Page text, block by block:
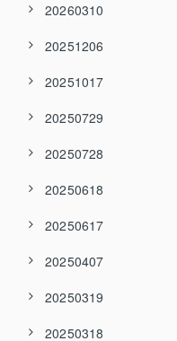
20260310
20251206
20251017
20250729
20250728
20250618
20250617
20250407
20250319
20250318